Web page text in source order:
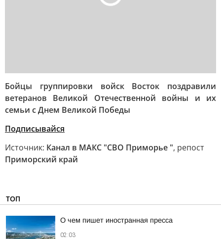
Бойцы группировки войск Восток поздравили
ветеранов Великой Отечественной войны и их
семьи с Днем Великой Победы
Подписывайся
Источник: Канал в МАКС "СВО Приморье ", репост
Приморский край
ТОП
О чем пишет иностранная пресса
02:03